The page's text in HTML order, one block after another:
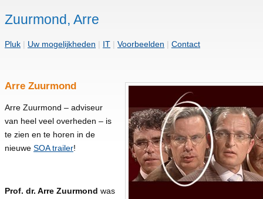
Zuurmond, Arre
Pluk Uw mogelijkheden IT Voorbeelden Contact
Arre Zuurmond
Arre Zuurmond – adviseur
van heel veel overheden – is
te zien en te horen in de
nieuwe SOA trailer!
Prof. dr. Arre Zuurmond was